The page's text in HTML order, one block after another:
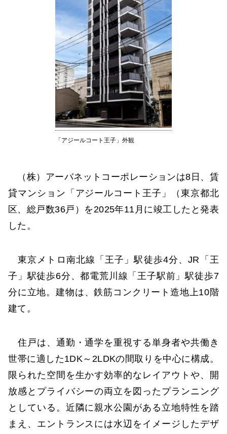
「アジールコート王子」外観
（株）アーバネットコーポレーションは8日、賃
貸マンション「アジールコート王子」（東京都北
区、総戸数36戸）を2025年11月に竣工したと発表
した。
東京メトロ南北線「王子」駅徒歩4分、JR「王
子」駅徒歩6分、都電荒川線「王子駅前」駅徒歩7
分に立地。建物は、鉄筋コンクリート造地上10階
建て。
住戸は、通勤・通学を重視する単身者や共働き
世帯に適した1DK～2LDKの間取りを中心に構成。
限られた空間を生かす効率的なレイアウトや、開
放感とプライバシーの両立を図ったプランニング
としている。近隣に親水公園がある立地特性を踏
まえ、エントランスには水辺をイメージしたデザ